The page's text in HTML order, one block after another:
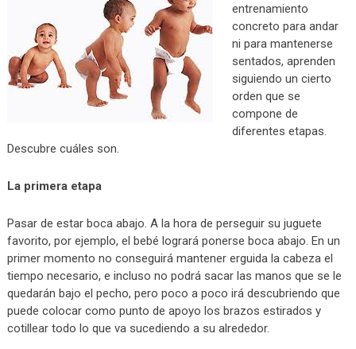
entrenamiento
concreto para andar
ni para mantenerse
sentados, aprenden
siguiendo un cierto
orden que se
compone de
diferentes etapas.
Descubre cuáles son.
La primera etapa
Pasar de estar boca abajo. A la hora de perseguir su juguete
favorito, por ejemplo, el bebé logrará ponerse boca abajo. En un
primer momento no conseguirá mantener erguida la cabeza el
tiempo necesario, e incluso no podrá sacar las manos que se le
quedarán bajo el pecho, pero poco a poco irá descubriendo que
puede colocar como punto de apoyo los brazos estirados y
cotillear todo lo que va sucediendo a su alrededor.